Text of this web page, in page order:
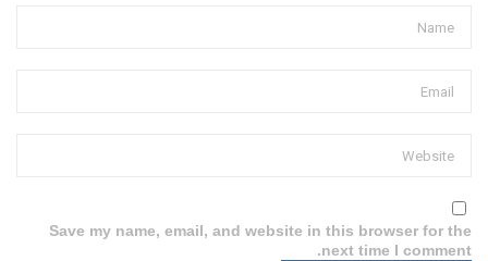
Save my name, email, and website in this browser for the
next time I comment.